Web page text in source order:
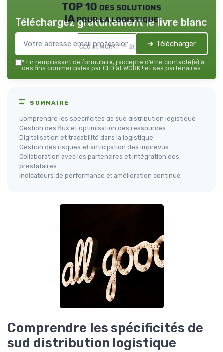
TOP 10 des solutions
IA pour la logistique
CLO at WORK ! — 2026
Téléchargez gratuitement le livre blanc
➔ Télécharger
* En remplissant ce formulaire, j’accepte d’être contacté(e) à
des fins commerciales par CLO at WORK ! et ses partenaires.
SOMMAIRE
Comprendre les spécificités de sud distribution logistique
Gestion des flux et optimisation des ressources
Digitalisation et traçabilité dans la logistique
Gestion des risques et anticipation des imprévus
Collaboration avec les partenaires et intégration des
prestataires
Indicateurs de performance et amélioration continue
Comprendre les spécificités de
sud distribution logistique